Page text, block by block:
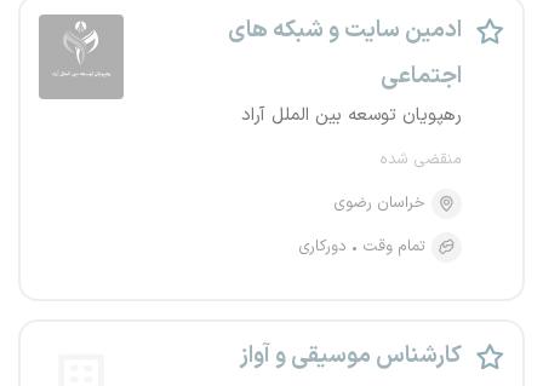
ادمین سایت و شبکه های
اجتماعی
رهپویان توسعه بین الملل آراد
منقضی شده
خراسان رضوی
تمام وقت
دورکاری
کارشناس موسیقی و آواز